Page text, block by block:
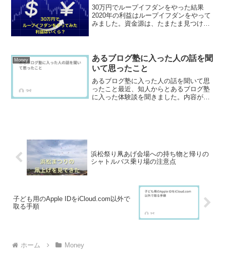
30万円でループイフダンをやった結果
2020年の利益はループイフダンをやって
みました。資金源は、たまたま見つけた
ではないです。余...
Money
あるブログ塾に入った人の話を聞
いて思ったこと
あるブログ塾に入った人の話を聞いて思
ったこと最近、知人からとあるブログ塾
に入った体験談を聞きました。内容がと
浜松祭り凧あげ会場への持ち物と帰りの
シャトルバス乗り場の注意点
子ども用のApple IDをiCloud.com以外で
取る手順
ホーム Money